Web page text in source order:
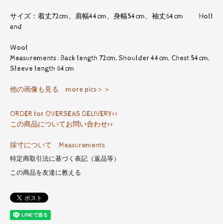
サイズ：着丈72cm、肩幅44cm、身幅54cm、袖丈64cm Holl
and
Wool
Measurements : Back length 72cm, Shoulder 44cm, Chest 54cm,
Sleeve length 64cm
他の画像も見る more pics＞＞
ORDER for OVERSEAS DELIVERY>>
この商品についてお問い合わせ>>
採寸について Measurements
特定商取引法に基づく表記（返品等）
この商品を友達に教える